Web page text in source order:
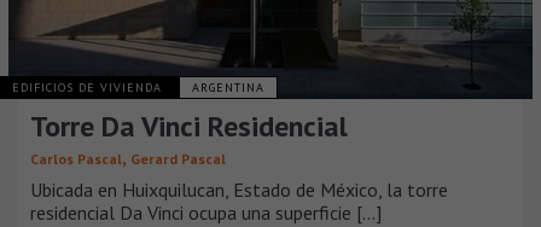
EDIFICIOS DE VIVIENDA ARGENTINA
Torre Da Vinci Residencial
Carlos Pascal, Gerard Pascal
Ubicada en Huixquilucan, Estado de México, la torre
residencial Da Vinci ocupa una superficie [...]